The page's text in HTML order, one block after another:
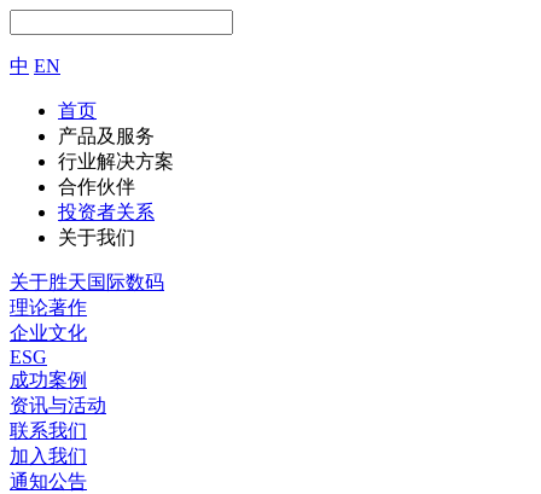
中 EN
首页
产品及服务
行业解决方案
合作伙伴
投资者关系
关于我们
关于胜天国际数码
理论著作
企业文化
ESG
成功案例
资讯与活动
联系我们
加入我们
通知公告